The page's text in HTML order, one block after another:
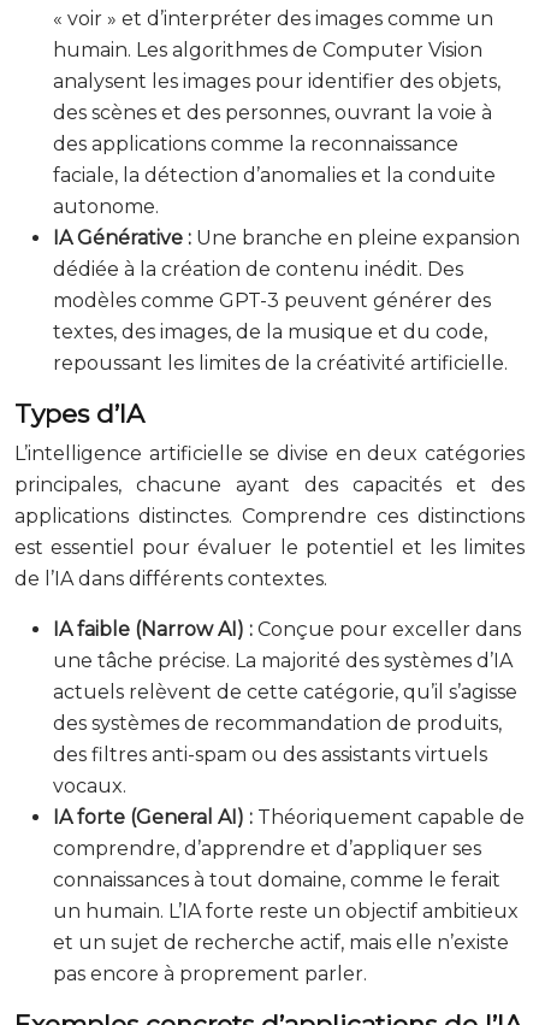
« voir » et d’interpréter des images comme un
humain. Les algorithmes de Computer Vision
analysent les images pour identifier des objets,
des scènes et des personnes, ouvrant la voie à
des applications comme la reconnaissance
faciale, la détection d’anomalies et la conduite
autonome.
IA Générative : Une branche en pleine expansion
dédiée à la création de contenu inédit. Des
modèles comme GPT-3 peuvent générer des
textes, des images, de la musique et du code,
repoussant les limites de la créativité artificielle.
Types d’IA
L’intelligence artificielle se divise en deux catégories
principales, chacune ayant des capacités et des
applications distinctes. Comprendre ces distinctions
est essentiel pour évaluer le potentiel et les limites
de l’IA dans différents contextes.
IA faible (Narrow AI) : Conçue pour exceller dans
une tâche précise. La majorité des systèmes d’IA
actuels relèvent de cette catégorie, qu’il s’agisse
des systèmes de recommandation de produits,
des filtres anti-spam ou des assistants virtuels
vocaux.
IA forte (General AI) : Théoriquement capable de
comprendre, d’apprendre et d’appliquer ses
connaissances à tout domaine, comme le ferait
un humain. L’IA forte reste un objectif ambitieux
et un sujet de recherche actif, mais elle n’existe
pas encore à proprement parler.